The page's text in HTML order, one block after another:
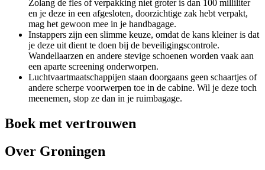
Zolang de fles of verpakking niet groter is dan 100 milliliter
en je deze in een afgesloten, doorzichtige zak hebt verpakt,
mag het gewoon mee in je handbagage.
Instappers zijn een slimme keuze, omdat de kans kleiner is dat
je deze uit dient te doen bij de beveiligingscontrole.
Wandellaarzen en andere stevige schoenen worden vaak aan
een aparte screening onderworpen.
Luchtvaartmaatschappijen staan doorgaans geen schaartjes of
andere scherpe voorwerpen toe in de cabine. Wil je deze toch
meenemen, stop ze dan in je ruimbagage.
Boek met vertrouwen
Over Groningen